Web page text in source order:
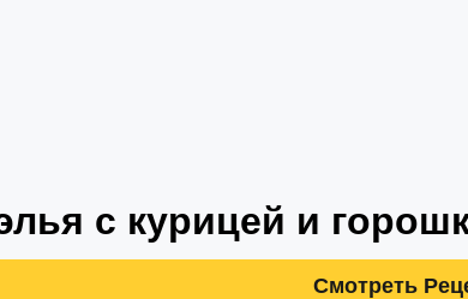
с курицей и
Смотреть